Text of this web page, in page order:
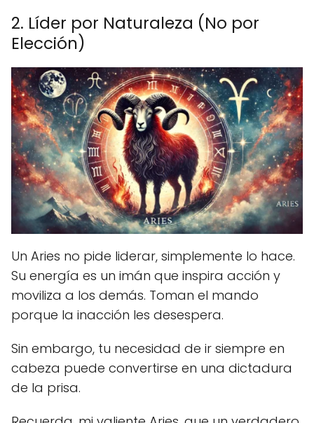
2. Líder por Naturaleza (No por
Elección)
Un Aries no pide liderar, simplemente lo hace.
Su energía es un imán que inspira acción y
moviliza a los demás. Toman el mando
porque la inacción les desespera.
Sin embargo, tu necesidad de ir siempre en
cabeza puede convertirse en una dictadura
de la prisa.